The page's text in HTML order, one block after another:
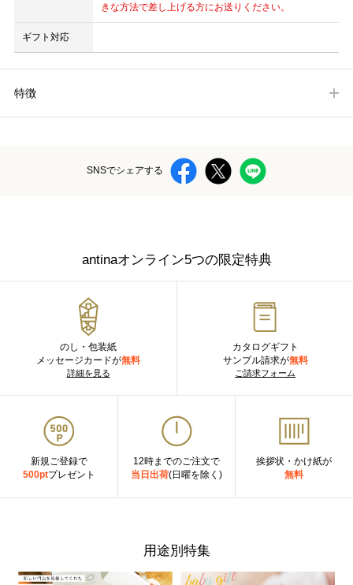
きな方法で差し上げる方にお送りください。
ギフト対応
特徴
SNSでシェアする
antinaオンライン5つの限定特典
のし・包装紙
メッセージカードが無料
詳細を見る
カタログギフト
サンプル請求が無料
ご請求フォーム
新規ご登録で
500ptプレゼント
12時までのご注文で
当日出荷(日曜を除く)
挨拶状・かけ紙が
無料
用途別特集